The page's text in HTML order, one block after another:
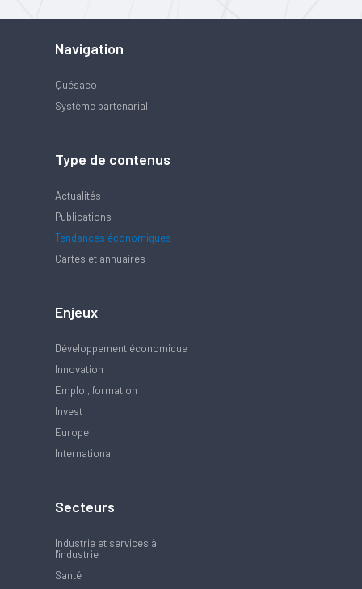
Navigation
Quésaco
Système partenarial
Type de contenus
Actualités
Publications
Tendances économiques
Cartes et annuaires
Enjeux
Développement économique
Innovation
Emploi, formation
Invest
Europe
International
Secteurs
Industrie et services à
l'industrie
Santé